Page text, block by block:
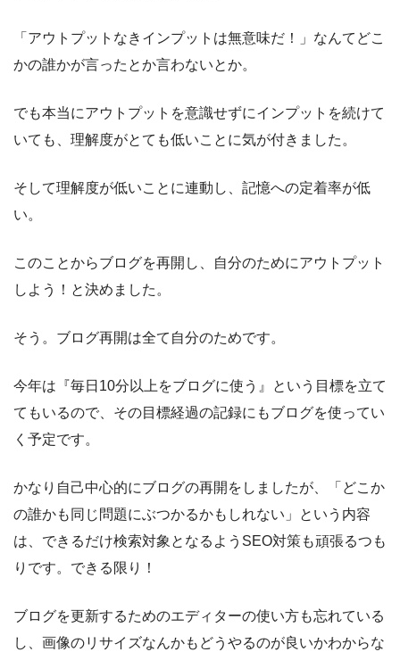
「アウトプットなきインプットは無意味だ！」なんてどこ
かの誰かが言ったとか言わないとか。
でも本当にアウトプットを意識せずにインプットを続けて
いても、理解度がとても低いことに気が付きました。
そして理解度が低いことに連動し、記憶への定着率が低
い。
このことからブログを再開し、自分のためにアウトプット
しよう！と決めました。
そう。ブログ再開は全て自分のためです。
今年は『毎日10分以上をブログに使う』という目標を立て
てもいるので、その目標経過の記録にもブログを使ってい
く予定です。
かなり自己中心的にブログの再開をしましたが、「どこか
の誰かも同じ問題にぶつかるかもしれない」という内容
は、できるだけ検索対象となるようSEO対策も頑張るつも
りです。できる限り！
ブログを更新するためのエディターの使い方も忘れている
し、画像のリサイズなんかもどうやるのが良いかわからな